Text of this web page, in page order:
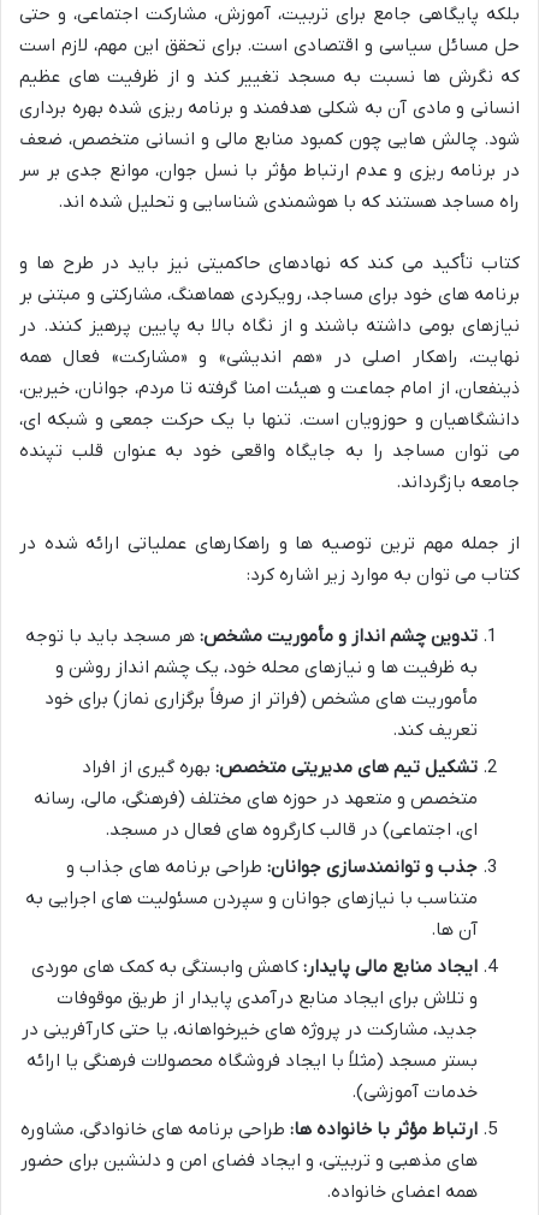
بلکه پایگاهی جامع برای تربیت، آموزش، مشارکت اجتماعی، و حتی
حل مسائل سیاسی و اقتصادی است. برای تحقق این مهم، لازم است
که نگرش ها نسبت به مسجد تغییر کند و از ظرفیت های عظیم
انسانی و مادی آن به شکلی هدفمند و برنامه ریزی شده بهره برداری
شود. چالش هایی چون کمبود منابع مالی و انسانی متخصص، ضعف
در برنامه ریزی و عدم ارتباط مؤثر با نسل جوان، موانع جدی بر سر
راه مساجد هستند که با هوشمندی شناسایی و تحلیل شده اند.
کتاب تأکید می کند که نهادهای حاکمیتی نیز باید در طرح ها و
برنامه های خود برای مساجد، رویکردی هماهنگ، مشارکتی و مبتنی بر
نیازهای بومی داشته باشند و از نگاه بالا به پایین پرهیز کنند. در
نهایت، راهکار اصلی در «هم اندیشی» و «مشارکت» فعال همه
ذینفعان، از امام جماعت و هیئت امنا گرفته تا مردم، جوانان، خیرین،
دانشگاهیان و حوزویان است. تنها با یک حرکت جمعی و شبکه ای،
می توان مساجد را به جایگاه واقعی خود به عنوان قلب تپنده
جامعه بازگرداند.
از جمله مهم ترین توصیه ها و راهکارهای عملیاتی ارائه شده در
کتاب می توان به موارد زیر اشاره کرد:
تدوین چشم انداز و مأموریت مشخص: هر مسجد باید با توجه
به ظرفیت ها و نیازهای محله خود، یک چشم انداز روشن و
مأموریت های مشخص (فراتر از صرفاً برگزاری نماز) برای خود
تعریف کند.
تشکیل تیم های مدیریتی متخصص: بهره گیری از افراد
متخصص و متعهد در حوزه های مختلف (فرهنگی، مالی، رسانه
ای، اجتماعی) در قالب کارگروه های فعال در مسجد.
جذب و توانمندسازی جوانان: طراحی برنامه های جذاب و
متناسب با نیازهای جوانان و سپردن مسئولیت های اجرایی به
آن ها.
ایجاد منابع مالی پایدار: کاهش وابستگی به کمک های موردی
و تلاش برای ایجاد منابع درآمدی پایدار از طریق موقوفات
جدید، مشارکت در پروژه های خیرخواهانه، یا حتی کارآفرینی در
بستر مسجد (مثلاً با ایجاد فروشگاه محصولات فرهنگی یا ارائه
خدمات آموزشی).
ارتباط مؤثر با خانواده ها: طراحی برنامه های خانوادگی، مشاوره
های مذهبی و تربیتی، و ایجاد فضای امن و دلنشین برای حضور
همه اعضای خانواده.